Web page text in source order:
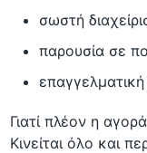
σωστή
παρουσία σε
επαγγελματική
Γιατί πλέον η
Κινείται όλο και